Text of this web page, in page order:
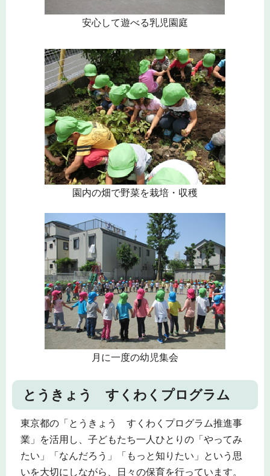
安心して遊べる乳児園庭
園内の畑で野菜を栽培・収穫
月に一度の幼児集会
とうきょう すくわくプログラム
東京都の「とうきょう すくわくプログラム推進事
業」を活用し、子どもたち一人ひとりの「やってみ
たい」「なんだろう」「もっと知りたい」という思
いを大切にしながら、日々の保育を行っています。